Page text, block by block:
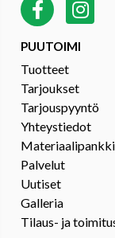
PUUTOIMI
Tuotteet
Tarjoukset
Tarjouspyyntö
Yhteystiedot
Materiaalipankki
Palvelut
Uutiset
Galleria
Tilaus- ja